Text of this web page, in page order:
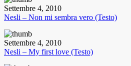
Settembre 4, 2010
Nesli – Non mi sembra vero (Testo)
Settembre 4, 2010
Nesli – My first love (Testo)